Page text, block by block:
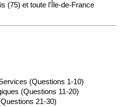
(75) et toute l'Île-de-France
(Questions 1-10)
(Questions 11-20)
21-30)